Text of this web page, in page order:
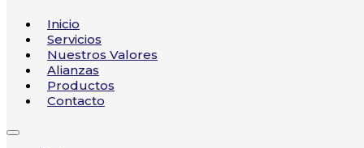
Inicio
Servicios
Nuestros Valores
Alianzas
Productos
Contacto